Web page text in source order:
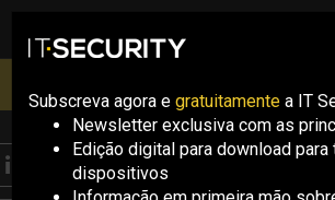
Inscrições abertas
THREATS
Subscreva agora e gratuitamente a IT
Newsletter exclusiva com as
Edição digital para download
dispositivos